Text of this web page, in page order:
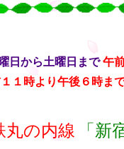
日から土曜日まで 午
１時より午後６時ま
の内線 「新